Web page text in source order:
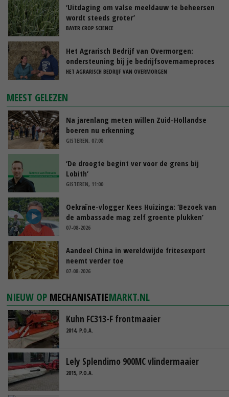
‘Uitdaging om valse meeldauw te beheersen
wordt steeds groter’
BAYER CROP SCIENCE
Het Agrarisch Bedrijf van Overmorgen:
ondersteuning bij je bedrijfsovernameproces
HET AGRARISCH BEDRIJF VAN OVERMORGEN
MEEST GELEZEN
Na jarenlang meten willen Zuid-Hollandse
boeren nu erkenning
GISTEREN, 07:00
‘De droogte begint ver voor de grens bij
Lobith’
GISTEREN, 11:00
Oekraïne-vlogger Kees Huizinga: ‘Bezoek van
de ambassade mag zelf groente plukken’
07-08-2026
Aandeel China in wereldwijde fritesexport
neemt verder toe
07-08-2026
NIEUW OP MECHANISATIEMARKT.NL
Kuhn FC313-F frontmaaier
2014, P.O.A.
Lely Splendimo 900MC vlindermaaier
2015, P.O.A.